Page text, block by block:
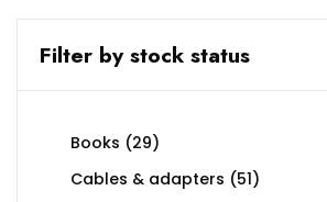
Filter by stock status
Books 2929
Cables & adapters 5151